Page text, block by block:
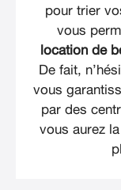
pour trier
vous
location de
De fait,
vous
par des
vous aurez